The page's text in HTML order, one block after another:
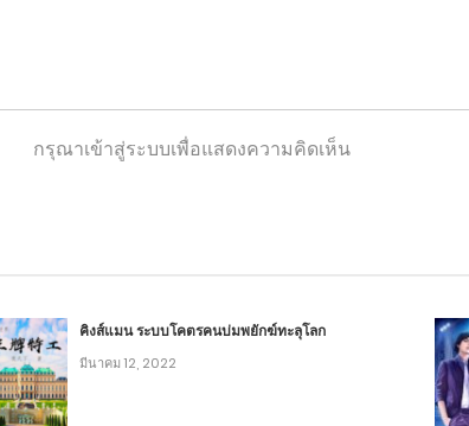
14
14
กรุณาเข้าสู่ระบบเพื่อแสดงความคิดเห็น
คิงส์แมน ระบบโคตรคนบ่มพยักฆ์ทะลุโลก
มีนาคม 12, 2022